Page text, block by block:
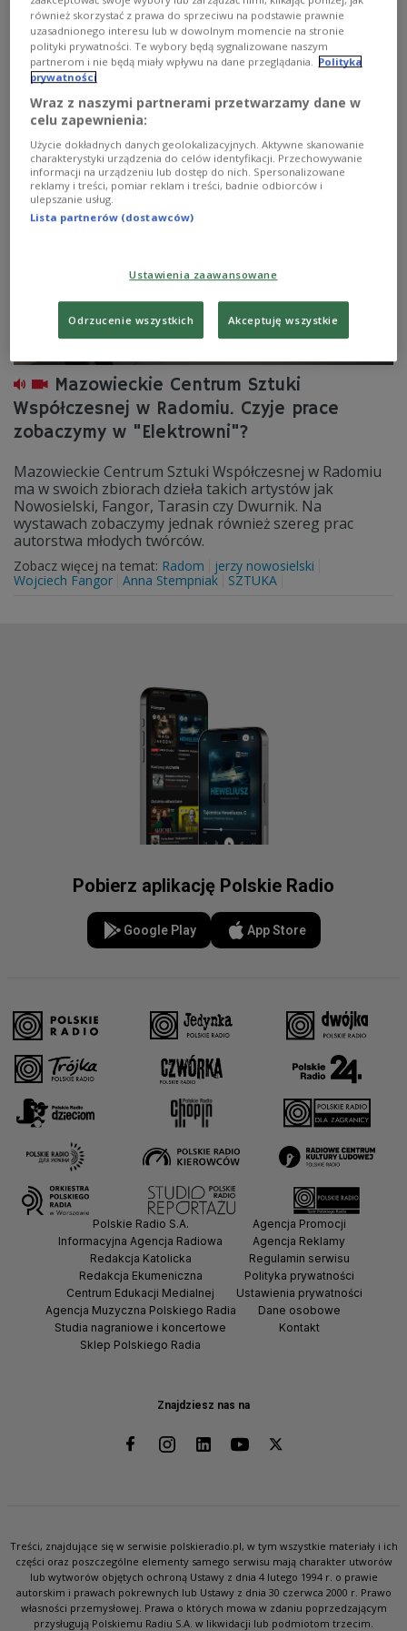
Wystawa "Kwiato-stany" przygląda się kwiatom jako
nośnikom znaczeń - między pięknem a emocją, między
tym, co widzialne, a tym, co ukryte. To opowieść o
symbolach, które od wieków towarzyszą człowiekowi w
najważniejszych momentach życia. Gościem Mai
Kluczynskiej był Paweł Witkowski, kurator wystawy.
Zobacz więcej na temat: Polskie Radio 24
Maja Kluczyńska
Radom
Mazowieckie Centrum Sztuki
Współczesnej w Radomiu. Czyje prace
zobaczymy w "Elektrowni"?
Mazowieckie Centrum Sztuki Współczesnej w Radomiu
ma w swoich zbiorach dzieła takich artystów jak
Nowosielski, Fangor, Tarasin czy Dwurnik. Na
wystawach zobaczymy jednak również szereg prac
autorstwa młodych twórców.
Zobacz więcej na temat: Radom
jerzy nowosielski
Wojciech Fangor Anna Stempniak SZTUKA
Pobierz aplikację Polskie Radio
Google Play App Store
Znajdziesz nas na
Polskie Radio S.A.
Informacyjna Agencja Radiowa
Redakcja Katolicka
Redakcja Ekumeniczna
Centrum Edukacji Medialnej
Agencja Muzyczna Polskiego Radia
Studia nagraniowe i koncertowe
Sklep Polskiego Radia
Agencja Promocji
Agencja Reklamy
Regulamin serwisu
Polityka prywatności
Ustawienia prywatności
Dane osobowe
Kontakt
Treści, znajdujące się w serwisie polskieradio.pl, w tym wszystkie materiały i ich
części oraz poszczególne elementy samego serwisu mają charakter utworów
lub wytworów objętych ochroną Ustawy z dnia 4 lutego 1994 r. o prawie
autorskim i prawach pokrewnych lub Ustawy z dnia 30 czerwca 2000 r. Prawo
własności przemysłowej. Prawa o których mowa w zdaniu poprzedzającym
przysługują Polskiemu Radiu S.A. w likwidacji lub podmiotom trzecim.
również skorzystać z prawa do sprzeciwu na podstawie prawnie
uzasadnionego interesu lub w dowolnym momencie na stronie
polityki prywatności. Te wybory będą sygnalizowane naszym
partnerom i nie będą miały wpływu na dane przeglądania. Polityka
prywatności
Wraz z naszymi partnerami przetwarzamy dane w
celu zapewnienia:
Użycie dokładnych danych geolokalizacyjnych. Aktywne skanowanie
charakterystyki urządzenia do celów identyfikacji. Przechowywanie
informacji na urządzeniu lub dostęp do nich. Spersonalizowane
reklamy i treści, pomiar reklam i treści, badnie odbiorców i
ulepszanie usług.
Lista partnerów (dostawców)
Ustawienia zaawansowane
Odrzucenie wszystkich Akceptuję wszystkie